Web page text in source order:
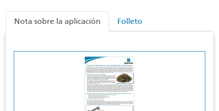
Nota sobre la aplicación Folleto